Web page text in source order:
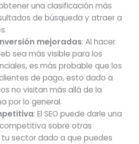
una clasificación más
de búsqueda y atraer a
mejoradas: Al hacer
sea más visible para los
es más probable que los
de pago, esto dado a
no visitan más allá de la
por lo general.
: El SEO puede darle una
sobre otras
sector dado a que puedes